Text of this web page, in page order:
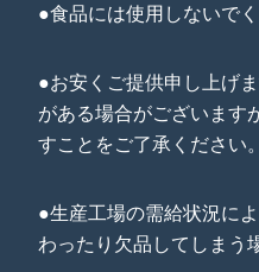
●食品には使用しないでく
●お安くご提供申し上げ
がある場合がございます
すことをご了承ください。
●生産工場の需給状況に
わったり欠品してしまう